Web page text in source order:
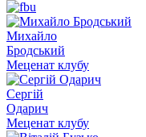
Михайло
Бродський
Меценат клубу
Сергій
Одарич
Меценат клубу